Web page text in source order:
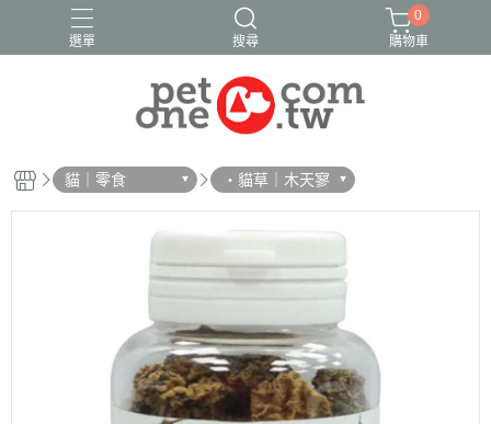
選單 搜尋
0
購物車
貓｜零食 ・貓草｜木天寥